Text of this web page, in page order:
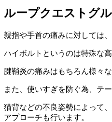
ループクエストグ
親指や手首の痛みに対しては
ハイボルトというのは特殊な
腱鞘炎の痛みはもちろん様々
また、使いすぎを防ぐ為、テ
猫背などの不良姿勢によって
アプローチも行います。